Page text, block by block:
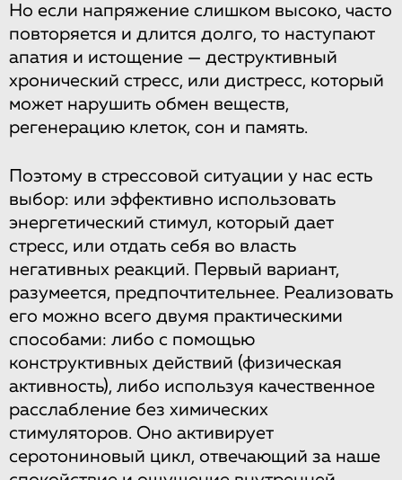
Но если напряжение слишком высоко, часто
повторяется и длится долго, то наступают
апатия и истощение — деструктивный
хронический стресс, или дистресс, который
может нарушить обмен веществ,
регенерацию клеток, сон и память.
Поэтому в стрессовой ситуации у нас есть
выбор: или эффективно использовать
энергетический стимул, который дает
стресс, или отдать себя во власть
негативных реакций. Первый вариант,
разумеется, предпочтительнее. Реализовать
его можно всего двумя практическими
способами: либо с помощью
конструктивных действий (физическая
активность), либо используя качественное
расслабление без химических
стимуляторов. Оно активирует
серотониновый цикл, отвечающий за наше